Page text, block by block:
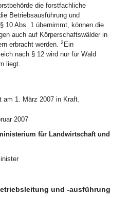
die forstfachliche
Betriebsausführung und
10 Abs. 1 übernimmt, können die
auch auf Körperschaftswälder in
erbracht werden. 2 Ein
nach § 12 wird nur für Wald
liegt.
am 1. März 2007 in Kraft.
2007
für Landwirtschaft und
und -ausführung